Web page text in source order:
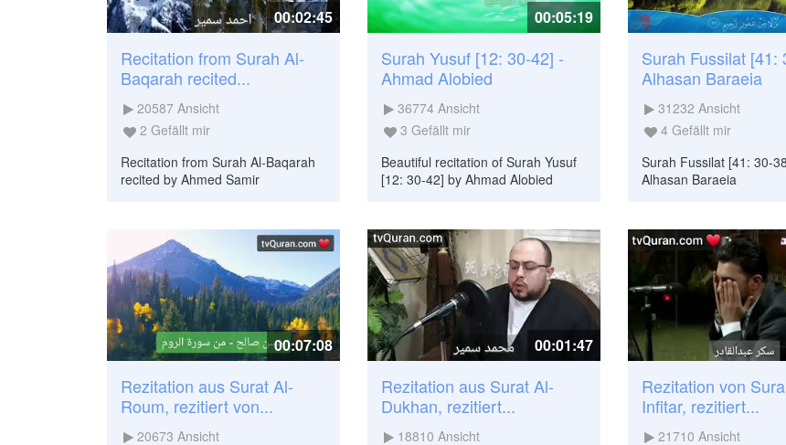
00:02:45
Recitation from Surah Al-
Baqarah recited...
20587 Ansicht
2 Gefällt mir
Recitation from Surah Al-Baqarah
recited by Ahmed Samir
00:05:19
Surah Yusuf [12: 30-42] -
Ahmad Alobied
36774Ansicht
3 Gefällt mir
Beautiful recitation of Surah Yusuf
[12: 30-42] by Ahmad Alobied
Surah Fussilat [41:
Alhasan Baraeia
31232 Ansicht
4Gefällt mir
Surah Fussilat [41: 30-
Alhasan Baraeia
00:07:08
Rezitation aus Surat Al-
Roum, rezitiert von...
20673 Ansicht
00:01:47
Rezitation aus Surat Al-
Dukhan, rezitiert...
18810 Ansicht
Rezitation von
Infitar, rezitiert...
21710 Ansicht